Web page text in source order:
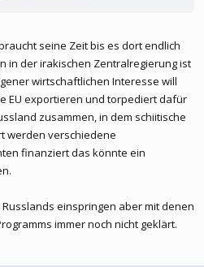
Erdgaslieferungen aus anderen
und Notfallpläne für den Fall einer
zu erstellen. Die Möglichkeiten
zu fördern und zu exportieren,
Gas inmitten von Preisrekorden und Lieferengpässen | Euractiv DE
um mehr Erdgas aus
kämpft mit historisch hohen
Lieferengpässen aus Russland.
seine Zeit bis es dort endlich
in der irakischen Zentralregierung ist
wirtschaftlichen Interesse will
EU exportieren und torpediert dafür
zusammen, in dem schiitische
werden verschiedene
finanziert das könnte ein
einspringen aber mit denen
immer noch nicht geklärt.